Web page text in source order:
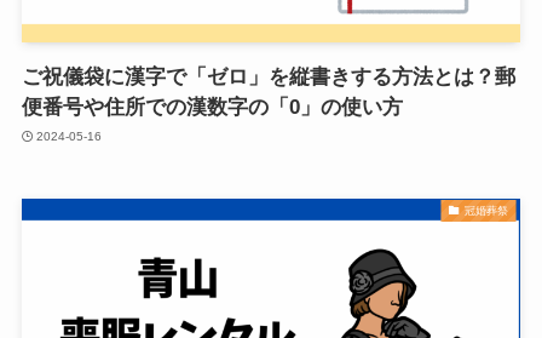
ご祝儀袋に漢字で「ゼロ」を縦書きする方法とは？郵
便番号や住所での漢数字の「0」の使い方
2024-05-16
冠婚葬祭